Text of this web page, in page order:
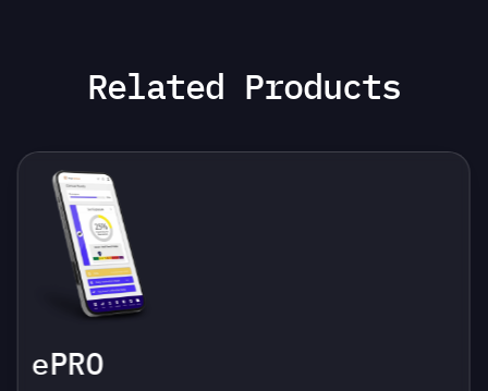
Related Products
ePRO